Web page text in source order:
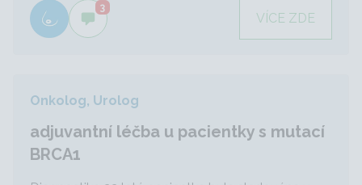
3
VÍCE ZDE
Onkolog, Urolog
adjuvantní léčba u pacientky s mutací
BRCA1